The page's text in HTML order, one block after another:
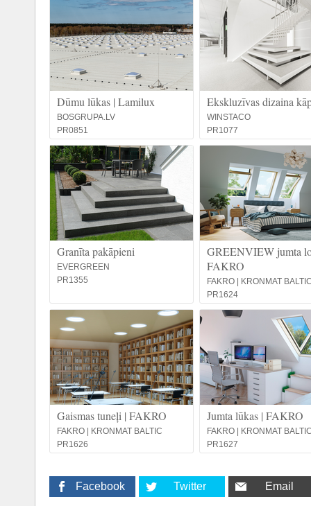
Dūmu lūkas | Lamilux
BOSGRUPA.LV
PR0851
Ekskluzīvas dizaina
WINSTACO
PR1077
Granīta pakāpieni
EVERGREEN
PR1355
GREENVIEW jumta
FAKRO
FAKRO | KRONMAT
PR1624
Gaismas tuneļi | FAKRO
FAKRO | KRONMAT BALTIC
PR1626
Jumta lūkas | FAKRO
FAKRO | KRONMAT
PR1627
Facebook Twitter Email